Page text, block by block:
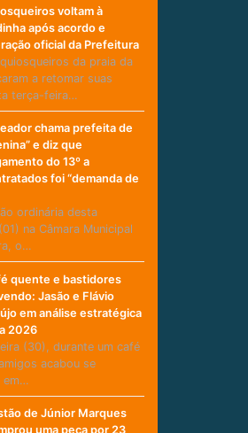
voltam à
após acordo e
oficial da Prefeitura
da praia da
a retomar suas
terça-feira…
chama prefeita de
e diz que
do 13º a
foi “demanda de
ordinária desta
na Câmara Municipal
o…
quente e bastidores
Jasão e Flávio
em análise estratégica
2026
(30), durante um café
acabou se
em…
de Júnior Marques
uma peça por 23